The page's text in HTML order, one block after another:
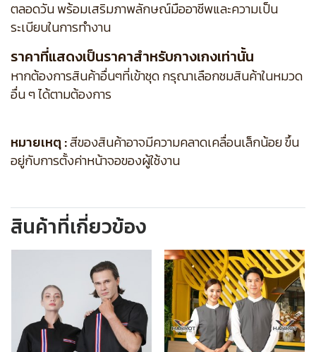
ตลอดวัน พร้อมเสริมภาพลักษณ์มืออาชีพและความเป็น
ระเบียบในการทำงาน
ราคาที่แสดงเป็นราคาสำหรับกางเกงเท่านั้น
หากต้องการสินค้าอื่นๆที่เข้าชุด กรุณาเลือกชมสินค้าในหมวด
อื่น ๆ ได้ตามต้องการ
หมายเหตุ :สีของสินค้าอาจมีความคลาดเคลื่อนเล็กน้อย ขึ้น
อยู่กับการตั้งค่าหน้าจอของผู้ใช้งาน
สินค้าที่เกี่ยวข้อง